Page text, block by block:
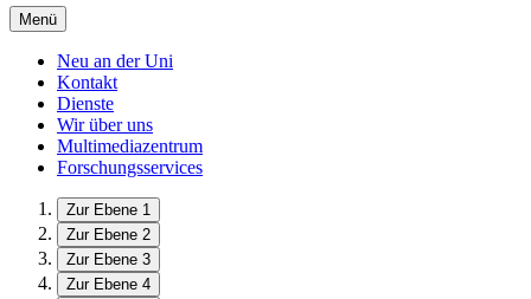
Menü
Neu an der Uni
Kontakt
Dienste
Wir über uns
Multimediazentrum
Forschungsservices
Zur Ebene 1
Zur Ebene 2
Zur Ebene 3
Zur Ebene 4